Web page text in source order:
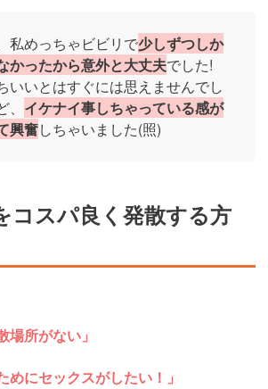
私めっちゃビビリで少しずつしか
かったから意外と大丈夫でした!
いいとはすぐには思えませんでし
イケナイ事しちゃっている感が
興奮しちゃいました(照)
コスパ良く発散する方
場所がない」
めにセックスがしたい！」